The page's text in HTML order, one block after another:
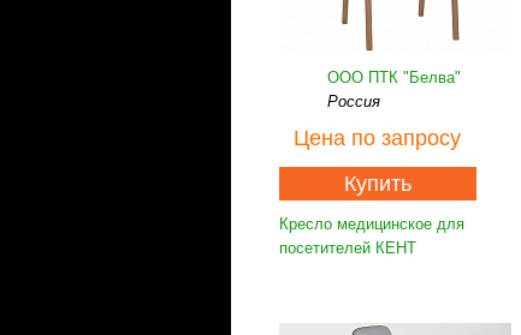
ООО ПТК "Белва"
Россия
Цена по запросу
Купить
Кресло медицинское для
посетителей КЕНТ